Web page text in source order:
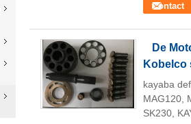
Contact
De
Kobelco
kayaba
MAG120,
SK230,